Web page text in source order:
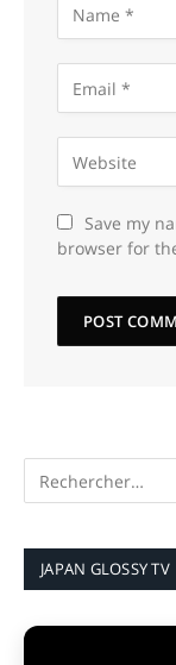
Save my
browser for
JAPAN GLOSSY TV